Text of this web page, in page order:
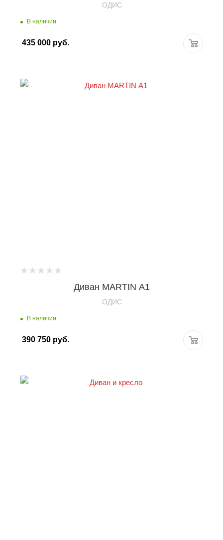
OДИС
В наличии
435 000 руб.
Диван MARTIN А1
OДИС
В наличии
390 750 руб.